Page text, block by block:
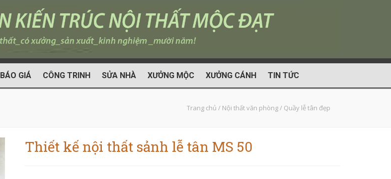
BÁO GIÁ CÔNG TRINH SỬA NHÀ XƯỞNG MỘC XƯỞNG CÁNH TIN TỨC
Trang chủ / Nội thất văn phòng/ Quầy lễ tân đẹp
Thiết kế nội thất sảnh lễ tân MS 50